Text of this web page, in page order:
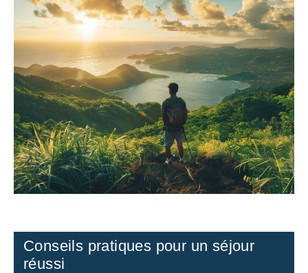
Conseils pratiques pour un séjour
réussi